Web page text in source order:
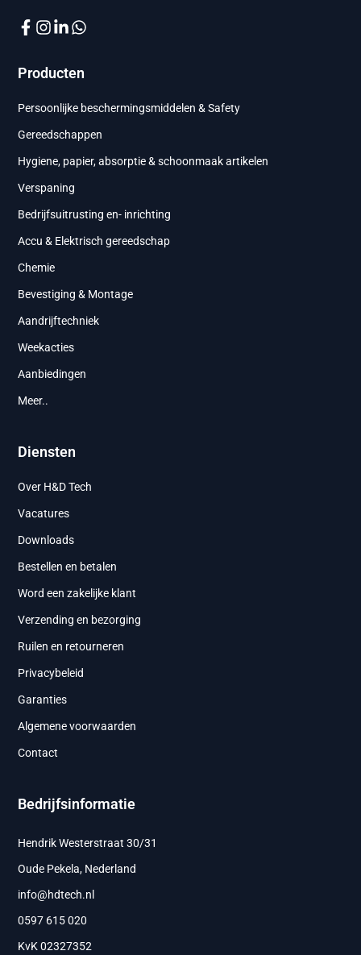
Producten
Persoonlijke beschermingsmiddelen & Safety
Gereedschappen
Hygiene, papier, absorptie & schoonmaak artikelen
Verspaning
Bedrijfsuitrusting en- inrichting
Accu & Elektrisch gereedschap
Chemie
Bevestiging & Montage
Aandrijftechniek
Weekacties
Aanbiedingen
Meer..
Diensten
Over H&D Tech
Vacatures
Downloads
Bestellen en betalen
Word een zakelijke klant
Verzending en bezorging
Ruilen en retourneren
Privacybeleid
Garanties
Algemene voorwaarden
Contact
Bedrijfsinformatie
Hendrik Westerstraat 30/31
Oude Pekela, Nederland
info@hdtech.nl
0597 615 020
KvK 02327352